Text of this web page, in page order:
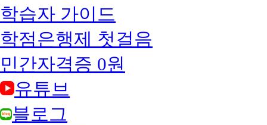
학습자 가이드
학점은행제 첫걸음
민간자격증 0원
유튜브
블로그